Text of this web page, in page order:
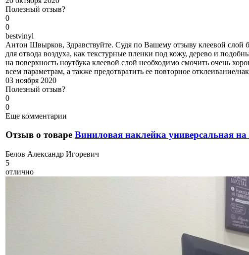
Полезный отзыв?
0
0
bestvinyl
Антон Швырков, Здравствуйте. Судя по Вашему отзыву клеевой слой
для отвода воздуха, как текстурные пленки под кожу, дерево и
на поверхность ноутбука клеевой слой необходимо смочить очень
всем параметрам, а также предотвратить ее повторное отклеивание/
03 ноября 2020
Полезный отзыв?
0
0
Еще комментарии
Отзыв о товаре Виниловая наклейка универсальная на
Белов Александр Игоревич
5
отлично